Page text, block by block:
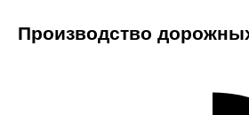
Производство